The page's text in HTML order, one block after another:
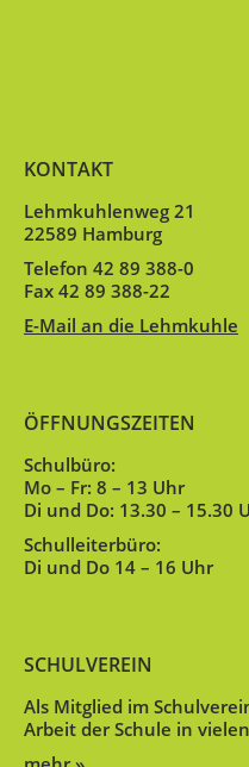
KONTAKT
Lehmkuhlenweg 21
22589 Hamburg
Telefon 42 89 388-0
Fax 42 89 388-22
E-Mail an die Lehmkuhle
ÖFFNUNGSZEITEN
Schulbüro:
Mo – Fr: 8 – 13 Uhr
Di und Do: 13.30 – 15.30
Schulleiterbüro:
Di und Do 14 – 16 Uhr
SCHULVEREIN
Als Mitglied im
Arbeit der Schule in